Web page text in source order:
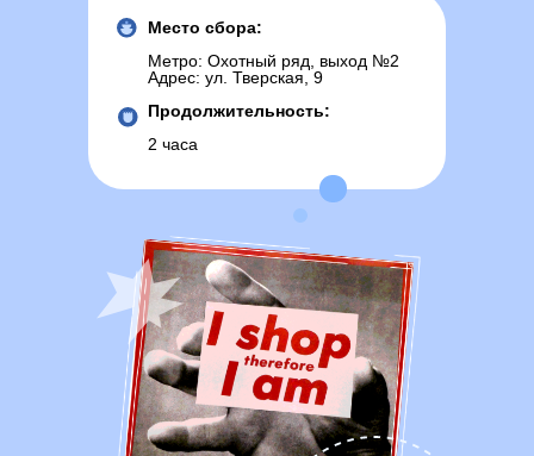
Место сбора:
Метро: Охотный ряд, выход №2
Адрес: ул. Тверская, 9
Продолжительность:
2 часа